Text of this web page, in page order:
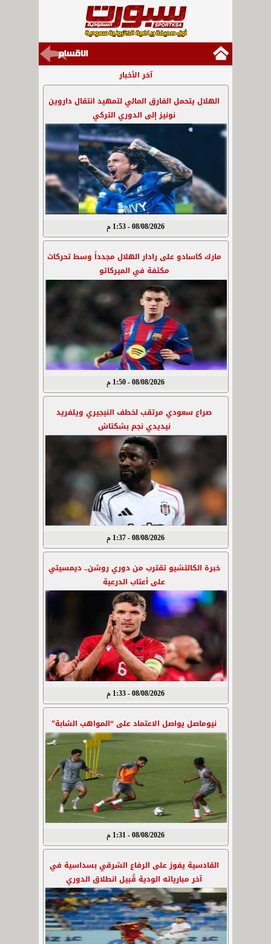
آخر الأخبار
الهلال يتحمل الفارق المالي لتمهيد انتقال داروين
نونيز إلى الدوري التركي
08/08/2026 - 1:53 م
مارك كاسادو على رادار الهلال مجدداً وسط تحركات
مكثفة في الميركاتو
08/08/2026 - 1:50 م
صراع سعودي مرتقب لخطف النيجيري ويلفريد
نيديدي نجم بشكتاش
08/08/2026 - 1:37 م
خبرة الكالتشيو تقترب من دوري روشن.. ديمسيتي
على أعتاب الدرعية
08/08/2026 - 1:33 م
نيوماصل يواصل الاعتماد على “المواهب الشابة”
08/08/2026 - 1:31 م
القادسية يفوز على الرفاع الشرقي بسداسية في
آخر مبارياته الودية قُبيل انطلاق الدوري